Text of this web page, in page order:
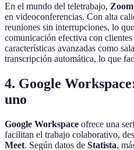
En el mundo del teletrabajo, Zoom
en videoconferencias. Con alta
reuniones sin interrupciones, lo
comunicación efectiva con clientes
características avanzadas como
transcripción automática, lo que
4. Google
uno
Google Workspace ofrece una
facilitan el trabajo colaborativo,
Meet. Según datos de Statista,